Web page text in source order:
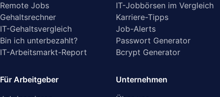
Remote Jobs
Gehaltsrechner
IT-Gehaltsvergleich
Bin ich unterbezahlt?
IT-Arbeitsmarkt-Report
IT-Jobbörsen im Vergleich
Karriere-Tipps
Job-Alerts
Passwort Generator
Bcrypt Generator
Für Arbeitgeber
Unternehmen